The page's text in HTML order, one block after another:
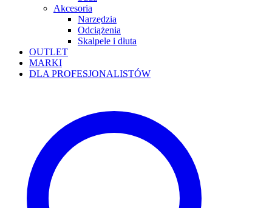
Akcesoria
Narzędzia
Odciążenia
Skalpele i dłuta
OUTLET
MARKI
DLA PROFESJONALISTÓW